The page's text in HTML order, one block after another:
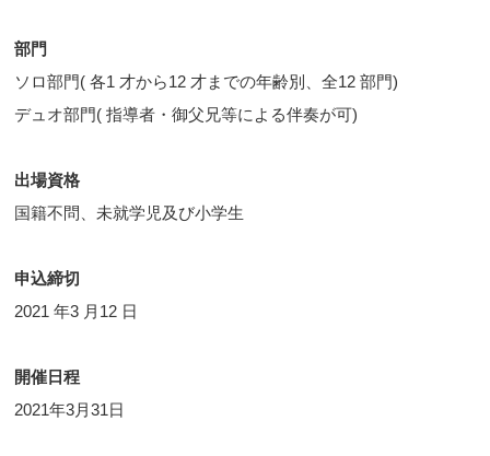
部門
ソロ部門( 各1 才から12 才までの年齢別、全12 部門)
デュオ部門( 指導者・御父兄等による伴奏が可)
出場資格
国籍不問、未就学児及び小学生
申込締切
2021 年3 月12 日
開催日程
2021年3月31日